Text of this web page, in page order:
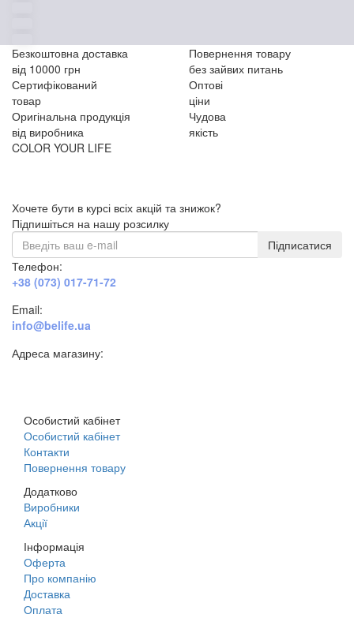
Безкоштовна доставка
від 10000 грн
Повернення товару
без зайвих питань
Сертифікований
товар
Оптові
ціни
Оригінальна продукція
від виробника
Чудова
якість
COLOR YOUR LIFE
Хочете бути в курсі всіх акцій та знижок?
Підпишіться на нашу розсилку
Підписатися
Телефон:
+38 (073) 017-71-72
Email:
info@belife.ua
Адреса магазину:
Особистий кабінет
Особистий кабінет
Контакти
Повернення товару
Додатково
Виробники
Акції
Інформація
Оферта
Про компанію
Доставка
Оплата